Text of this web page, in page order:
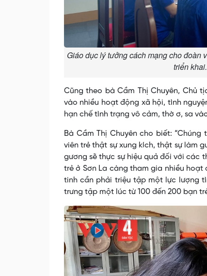
Giáo dục lý tưởng cách mạng cho đoàn
triển
Cũng theo bà Cầm Thị Chuyên, Chủ
vào nhiều hoạt động xã hội, tình
hạn chế tình trạng vô cảm, thờ ơ, sa
Bà Cầm Thị Chuyên cho biết:
viên trẻ thật sự xung kích, thật sự làm
gương sẽ thực sự hiệu quả đối với các
trẻ ở Sơn La càng tham gia nhiều
tinh cần phải triệu tập một lực lượng
trưng tập một lúc từ 100 đến 200 bạn